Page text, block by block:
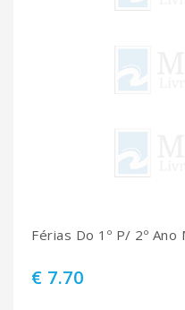
Férias Do 1º P/ 2º
€ 7.70